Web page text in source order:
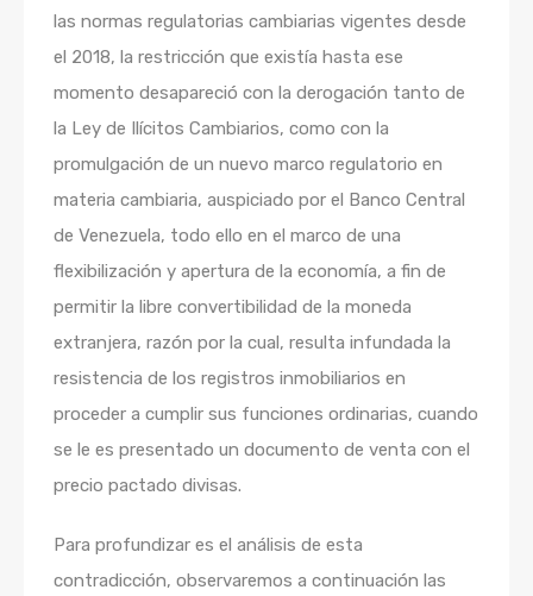
las normas regulatorias cambiarias vigentes desde
el 2018, la restricción que existía hasta ese
momento desapareció con la derogación tanto de
la Ley de Ilícitos Cambiarios, como con la
promulgación de un nuevo marco regulatorio en
materia cambiaria, auspiciado por el Banco Central
de Venezuela, todo ello en el marco de una
flexibilización y apertura de la economía, a fin de
permitir la libre convertibilidad de la moneda
extranjera, razón por la cual, resulta infundada la
resistencia de los registros inmobiliarios en
proceder a cumplir sus funciones ordinarias, cuando
se le es presentado un documento de venta con el
precio pactado divisas.
Para profundizar es el análisis de esta
contradicción, observaremos a continuación las